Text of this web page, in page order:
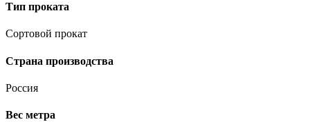
Тип проката
Сортовой прокат
Страна производства
Россия
Вес метра